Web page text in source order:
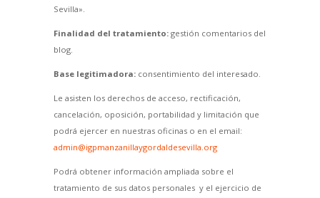
Sevilla».
Finalidad del tratamiento:gestión comentarios del
blog.
Base legitimadora:consentimiento del interesado.
Le asisten los derechos de acceso, rectificación,
cancelación, oposición, portabilidad y limitación que
podrá ejercer en nuestras oficinas o en el email:
admin@igpmanzanillaygordaldesevilla.org
Podrá obtener información ampliada sobre el
tratamiento de sus datos personales y el ejercicio de